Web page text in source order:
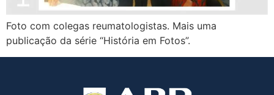
Foto com colegas reumatologistas. Mais uma
publicação da série “História em Fotos”.